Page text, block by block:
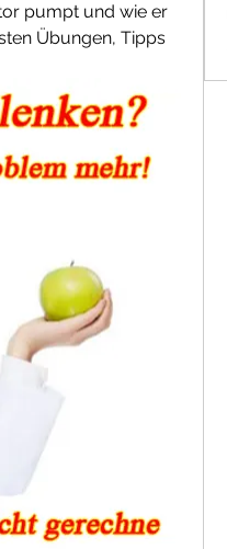
pumpt und wie er
Übungen, Tipps